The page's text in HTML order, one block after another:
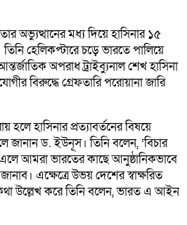
অভ্যুত্থানের মধ্য দিয়ে হাসিনার ১৫
হেলিকপ্টারে চড়ে ভারতে পালিয়ে
অপরাধ ট্রাইব্যুনাল শেখ হাসিনা
বিরুদ্ধে গ্রেফতারি পরোয়ানা জারি
হলে হাসিনার প্রত্যাবর্তনের বিষয়ে
ড. ইউনূস। তিনি বলেন, ‘বিচার
এলে আমরা ভারতের কাছে আনুষ্ঠানিকভাবে
এক্ষেত্রে উভয় দেশের স্বাক্ষরিত
উল্লেখ করে তিনি বলেন, ভারত এ আইন